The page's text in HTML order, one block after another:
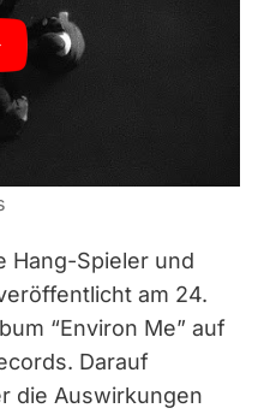
Hang-Spieler und
am 24.
“Environ Me” auf
Darauf
die Auswirkungen